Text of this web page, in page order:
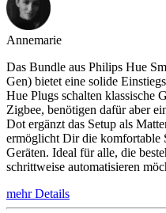
Annemarie
Das Bundle aus Philips Hue
Gen) bietet eine solide
Hue Plugs schalten klassische
Zigbee, benötigen dafür aber
Dot ergänzt das Setup als
ermöglicht Dir die komfortable
Geräten. Ideal für alle, die
schrittweise automatisieren
mehr Details